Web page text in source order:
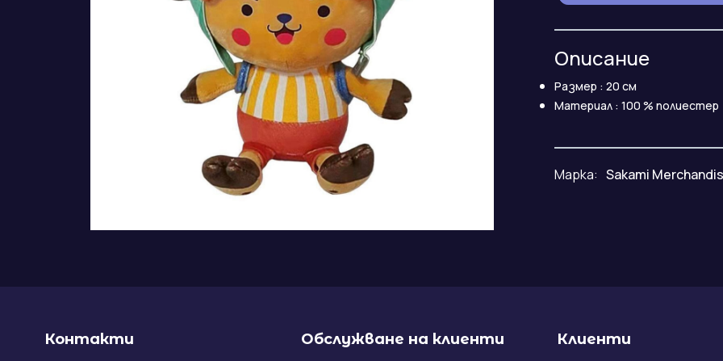
Описание
Размер : 20 см
Материал : 100 % полиестер
Марка: Sakami
Контакти Обслужване на клиенти Клиенти